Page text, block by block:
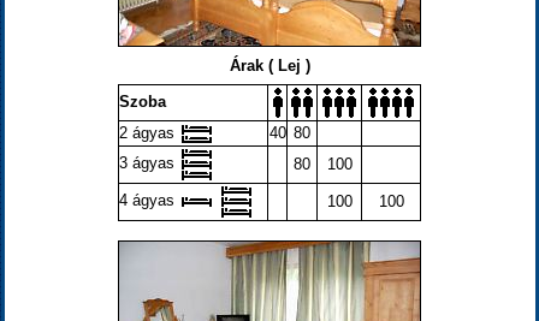
Árak ( Lej )
Szoba
2 ágyas
40 80
3 ágyas
80 100
4 ágyas 100 100